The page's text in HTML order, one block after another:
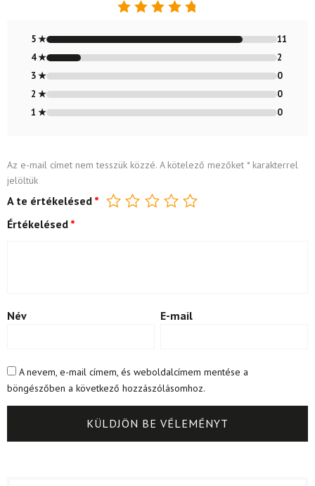
4.85/ 5
5 ★
11
4 ★
2
3 ★
0
2 ★
0
1 ★
0
Az e-mail címet nem tesszük közzé. A kötelező mezőket *karakterrel
jelöltük
A te értékelésed *
Értékelésed *
Név E-mail
A nevem, e-mail címem, és weboldalcímem mentése a
böngészőben a következő hozzászólásomhoz.